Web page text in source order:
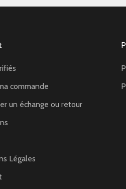
commande
un échange ou retour
Légales